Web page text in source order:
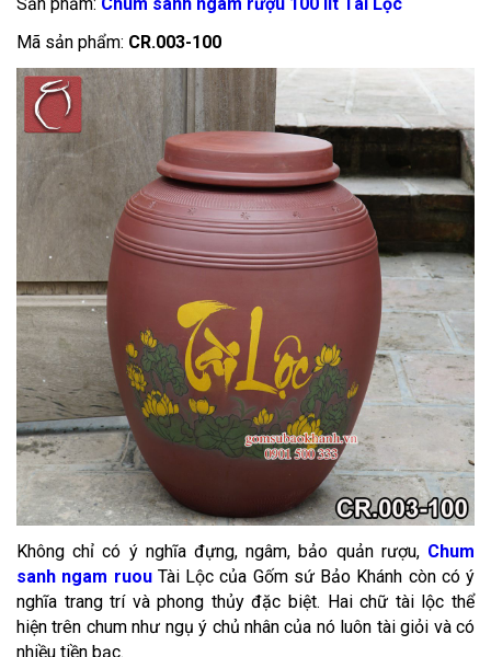
Mã sản phẩm: CR.003-100
Không chỉ có ý nghĩa đựng, ngâm, bảo quản rượu, Chum
sanh ngam ruouTài Lộc của Gốm sứ Bảo Khánh còn có ý
nghĩa trang trí và phong thủy đặc biệt. Hai chữ tài lộc thể
hiện trên chum như ngụ ý chủ nhân của nó luôn tài giỏi và có
nhiều tiền bạc.